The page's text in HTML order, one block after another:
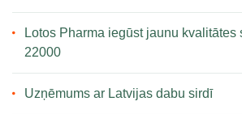
Lotos Pharma iegūst jaunu kvalitātes
22000
Uzņēmums ar Latvijas dabu sirdī